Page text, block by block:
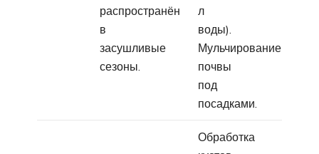
распространён
в
засушливые
сезоны.
л
воды).
Мульчирование
почвы
под
посадками.
Обработка